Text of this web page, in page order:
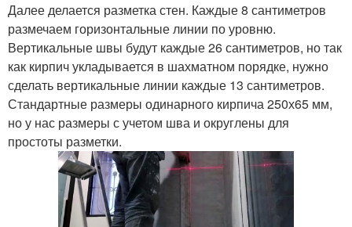
Далее делается разметка стен. Каждые 8 сантиметров
размечаем горизонтальные линии по уровню.
Вертикальные швы будут каждые 26 сантиметров, но так
как кирпич укладывается в шахматном порядке, нужно
сделать вертикальные линии каждые 13 сантиметров.
Стандартные размеры одинарного кирпича 250х65 мм,
но у нас размеры с учетом шва и округлены для
простоты разметки.